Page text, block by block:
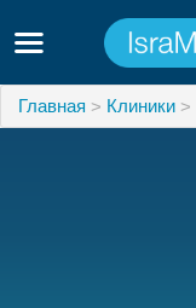
Главная Клиники